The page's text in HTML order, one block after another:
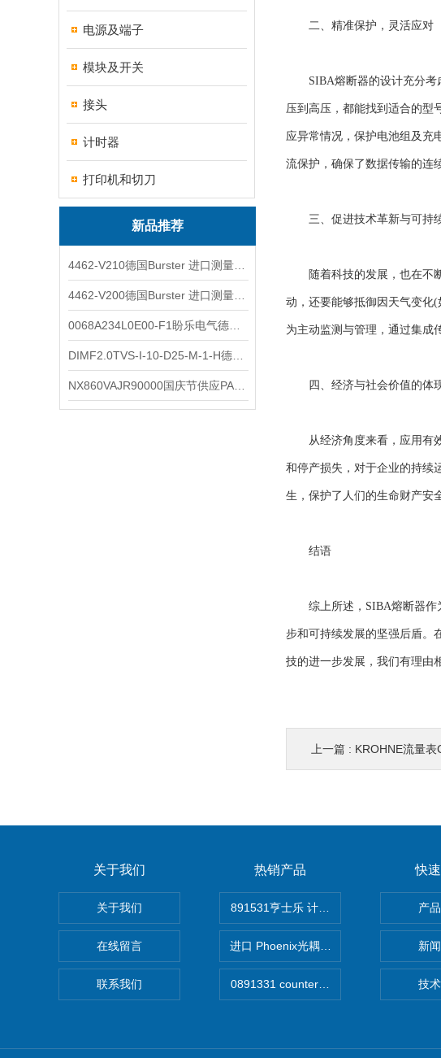
电源及端子
模块及开关
接头
计时器
打印机和切刀
新品推荐
二、精准保护，灵活应对
SIBA熔断器的设计充分考虑
压到高压，都能找到适合的型
应异常情况，保护电池组及充
流保护，确保了数据传输的连
三、促进技术革新与可持
随着科技的发展，也在不断
动，还要能够抵御因天气变化
为主动监测与管理，通过集成
四、经济与社会价值的体
从经济角度来看，应用有效
和停产损失，对于企业的持续
生，保护了人们的生命财产安
结语
综上所述，SIBA熔断器作为
步和可持续发展的坚强后盾。
技的进一步发展，我们有理由
上一篇 : KROHNE流量表
关于我们
关于我们
在线留言
联系我们
热销产品
891531亨士乐 计时器
进口 Phoenix光耦开关
0891331 counter进口
快
产
新
技